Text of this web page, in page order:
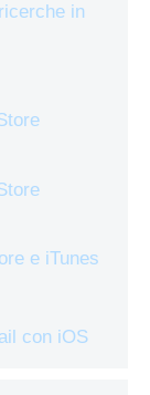
in
e iTunes
con iOS